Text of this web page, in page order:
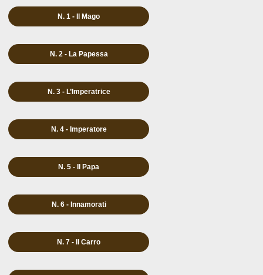
N. 1 - Il Mago
N. 2 - La Papessa
N. 3 - L’Imperatrice
N. 4 - Imperatore
N. 5 - Il Papa
N. 6 - Innamorati
N. 7 - Il Carro